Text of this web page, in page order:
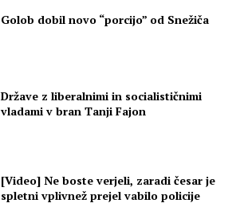
Golob dobil novo “porcijo” od Snežiča
Države z liberalnimi in socialističnimi
vladami v bran Tanji Fajon
[Video] Ne boste verjeli, zaradi česar je
spletni vplivnež prejel vabilo policije